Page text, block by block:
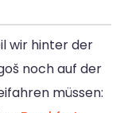
wir hinter der
noch auf der
müssen: